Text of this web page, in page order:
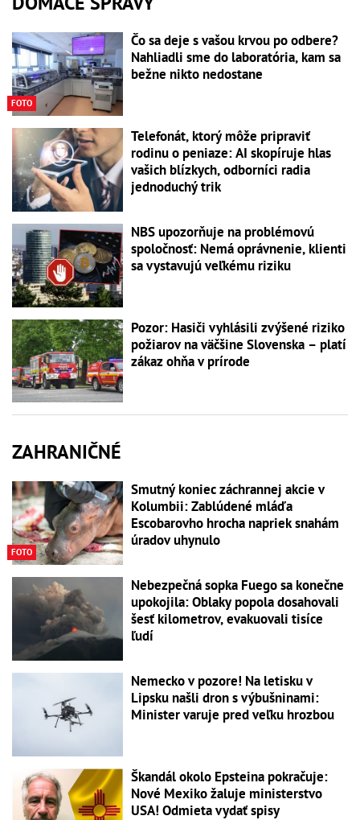
FOTO
Čo sa deje s vašou krvou po odbere?
Nahliadli sme do laboratória, kam sa
bežne nikto nedostane
Telefonát, ktorý môže pripraviť
rodinu o peniaze: AI skopíruje hlas
vašich blízkych, odborníci radia
jednoduchý trik
NBS upozorňuje na problémovú
spoločnosť: Nemá oprávnenie, klienti
sa vystavujú veľkému riziku
Pozor: Hasiči vyhlásili zvýšené riziko
požiarov na väčšine Slovenska – platí
zákaz ohňa v prírode
ZAHRANIČNÉ
FOTO
Smutný koniec záchrannej akcie v
Kolumbii: Zablúdené mláďa
Escobarovho hrocha napriek snahám
úradov uhynulo
Nebezpečná sopka Fuego sa konečne
upokojila: Oblaky popola dosahovali
šesť kilometrov, evakuovali tisíce
ľudí
Nemecko v pozore! Na letisku v
Lipsku našli dron s výbušninami:
Minister varuje pred veľku hrozbou
Škandál okolo Epsteina pokračuje:
Nové Mexiko žaluje ministerstvo
USA! Odmieta vydať spisy